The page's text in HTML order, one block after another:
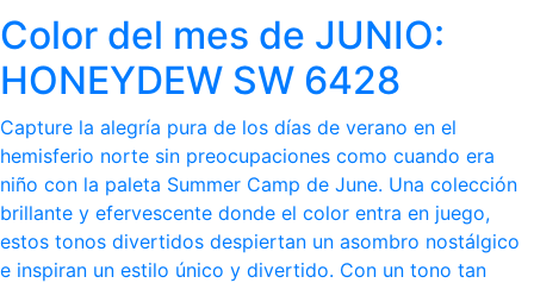
Color del mes de JUNIO:
HONEYDEW SW 6428
Capture la alegría pura de los días de verano en el
hemisferio norte sin preocupaciones como cuando era
niño con la paleta Summer Camp de June. Una colección
brillante y efervescente donde el color entra en juego,
estos tonos divertidos despiertan un asombro nostálgico
e inspiran un estilo único y divertido. Con un tono tan